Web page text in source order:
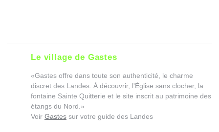
Le village de Gastes
«Gastes offre dans toute son authenticité, le charme
discret des Landes. À découvrir, l'Église sans clocher, la
fontaine Sainte Quitterie et le site inscrit au patrimoine des
étangs du Nord.»
Voir Gastes sur votre guide des Landes